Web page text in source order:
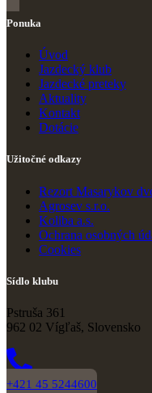
Ponuka
Úvod
Jazdecký klub
Jazdecké preteky
Aktuality
Kontakt
Dotácie
Užitočné odkazy
Rezort Masarykov
Agrosev s.r.o.
Koliba a.s.
Ochrana osobných
Cookies
Sídlo klubu
Pstruša 361
962 02 Vígľaš, Slovensko
+421 45 5244600